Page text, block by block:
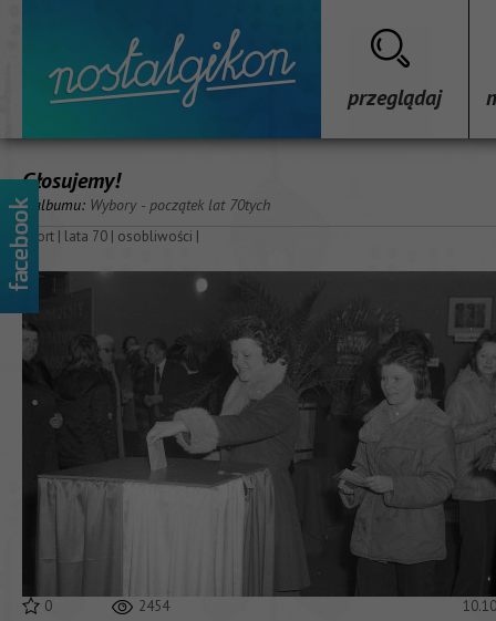
przeglądaj
Głosujemy!
z albumu: Wybory - początek lat 70tych
sport | lata 70 | osobliwości |
0 2454